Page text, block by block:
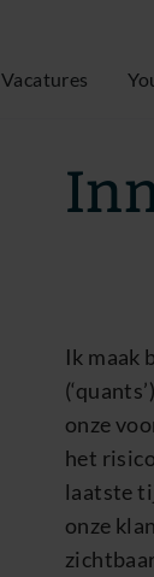
Vacatures
Ik maak
onze
het
laatste
onze